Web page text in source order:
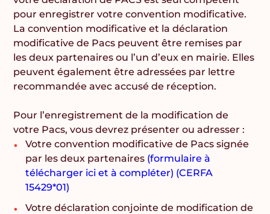
pour enregistrer votre convention modificative.
La convention modificative et la déclaration
modificative de Pacs peuvent être remises par
les deux partenaires ou l’un d’eux en mairie. Elles
peuvent également être adressées par lettre
recommandée avec accusé de réception.
Pour l’enregistrement de la modification de
votre Pacs, vous devrez présenter ou adresser :
Votre convention modificative de Pacs signée
par les deux partenaires (formulaire à
télécharger ici et à compléter) (CERFA
15429*01)
Votre déclaration conjointe de modification de